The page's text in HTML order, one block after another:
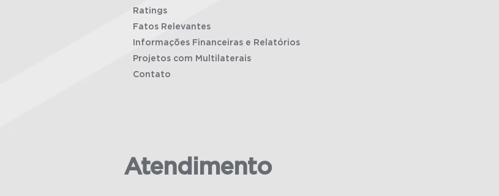
Ratings
Fatos Relevantes
Informações Financeiras e Relatórios
Projetos com Multilaterais
Contato
Atendimento